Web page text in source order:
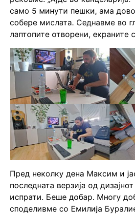
само 5 минути пешки, ама
собере мислата. Седнавме во
лаптопите отворени, екраните
Пред неколку дена Максим и
последната верзија од
испрати. Беше добар. Многу
споделивме со Емилија